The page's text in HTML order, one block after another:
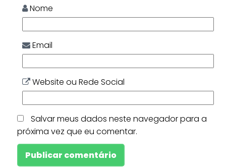
Nome
Email
Website ou Rede Social
Salvar meus dados neste navegador para a
próxima vez que eu comentar.